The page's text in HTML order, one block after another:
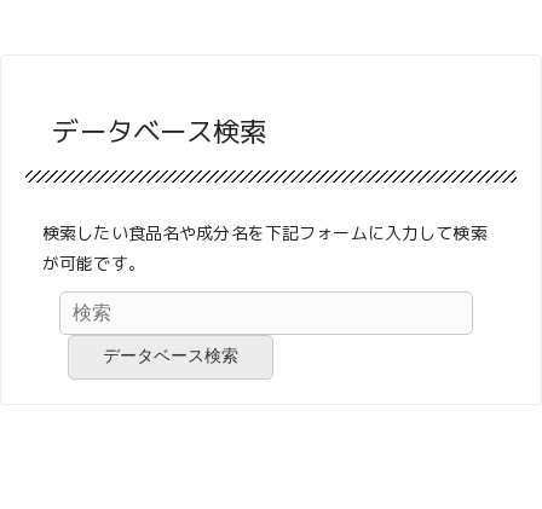
データベース検索
検索したい食品名や成分名を下記フォームに入力して検索
が可能です。